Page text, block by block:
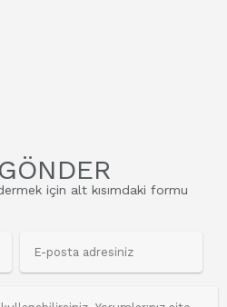
için alt kısımdaki formu